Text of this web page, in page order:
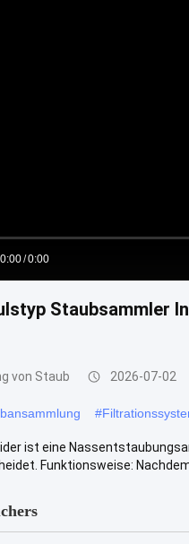
Time
0:00/0:00
Staubsammler
von Staub 2026-07-02
#
ist eine
Funktionsweise: Nachdem